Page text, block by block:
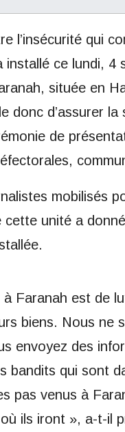
l’insécurité qui
installé ce lundi, 4
située en
donc d’assurer
de
mobilisés
cette unité a
Faranah est de
biens. Nous ne
envoyez des
bandits qui sont
pas venus à
ils iront », a-t-il